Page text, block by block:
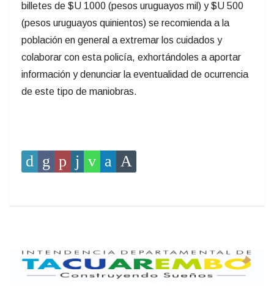
billetes de $U 1000 (pesos uruguayos mil) y $U 500
(pesos uruguayos quinientos) se recomienda a la
población en general a extremar los cuidados y
colaborar con esta policía, exhortándoles a aportar
información y denunciar la eventualidad de ocurrencia
de este tipo de maniobras.